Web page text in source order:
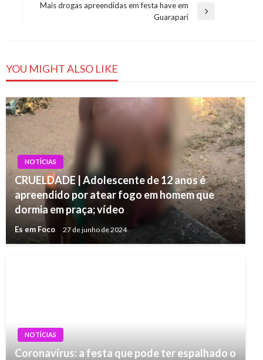
Mais drogas apreendidas em festa have em
Guarapari
YOU MIGHT ALSO LIKE
NOTÍCIAS
CRUELDADE | Adolescente de 12 anos é
apreendido por atear fogo em homem que
dormia em praça; vídeo
Es em Foco 27 de junho de 2024
NOTÍCIAS
Coronavírus: a festa que pode ter espalhado o